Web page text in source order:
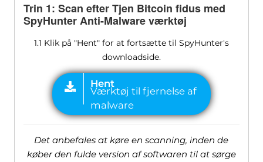
Trin 1: Scan efter Tjen Bitcoin fidus med
SpyHunter Anti-Malware værktøj
1.1 Klik på "Hent" for at fortsætte til SpyHunter's
downloadside.
Det anbefales at køre en scanning, inden de
køber den fulde version af softwaren til at sørge